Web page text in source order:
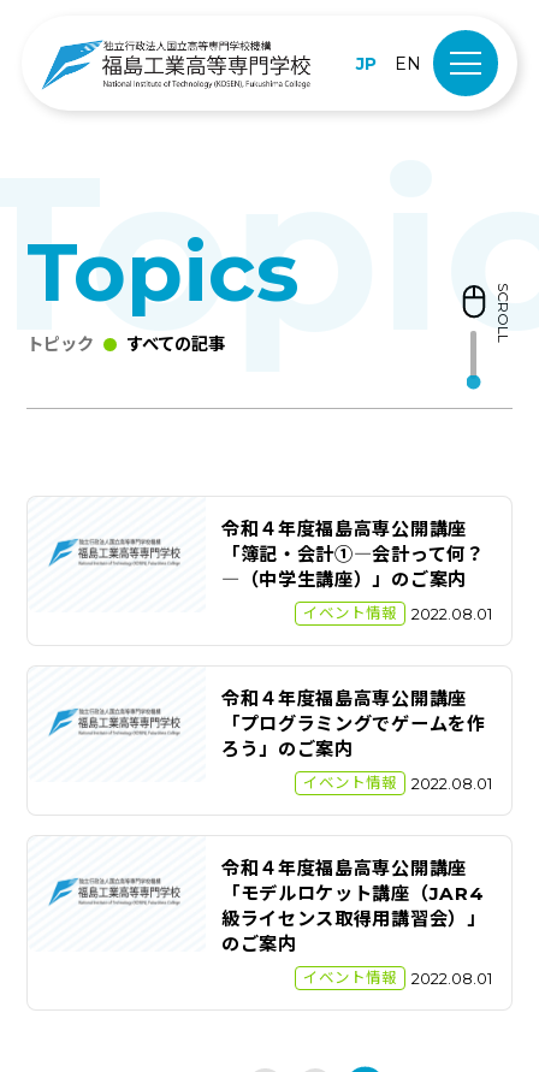
JP EN
Topics
トピック すべての記事
SCROLL
令和４年度福島高専公開講座
「簿記・会計①―会計って何？
―（中学生講座）」のご案内
イベント情報 2022.08.01
令和４年度福島高専公開講座
「プログラミングでゲームを作
ろう」のご案内
イベント情報 2022.08.01
令和４年度福島高専公開講座
「モデルロケット講座（JAR4
級ライセンス取得用講習会）」
のご案内
イベント情報 2022.08.01